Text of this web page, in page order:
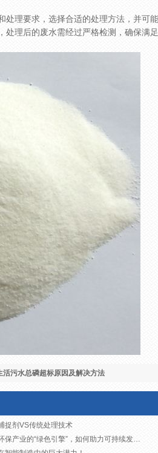
处理要求，选择合适的处理方法，并可能
处理后的废水需经过严格检测，确保满足
活污水总磷超标原因及解决方法
捉剂VS传统处理技术
除磷剂环保产业的“绿色引擎”，如何助力可持续发展？